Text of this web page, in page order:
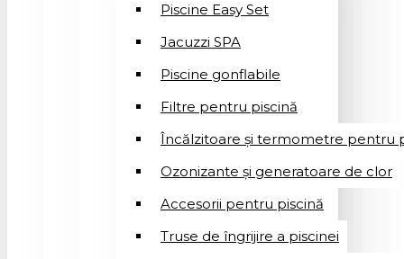
Piscine Easy Set
Jacuzzi SPA
Piscine gonflabile
Filtre pentru piscină
Încălzitoare și termometre pentru
Ozonizante și generatoare de clor
Accesorii pentru piscină
Truse de îngrijire a piscinei